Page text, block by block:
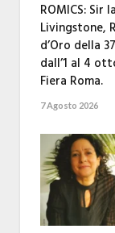
ROMICS: Sir
Livingstone,
d’Oro della
dall’1 al 4
Fiera Roma.
7 Agosto 2026